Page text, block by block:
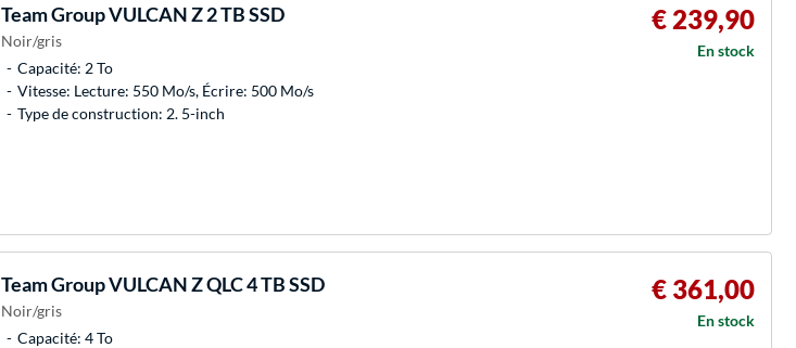
Team GroupVULCAN Z 2 TB SSD
Noir/gris
Capacité: 2 To
Vitesse: Lecture: 550 Mo/s, Écrire: 500 Mo/s
Type de construction: 2. 5-inch
€ 239,90
En stock
Team GroupVULCAN Z QLC 4 TB SSD
Noir/gris
Capacité: 4 To
€ 361,00
En stock